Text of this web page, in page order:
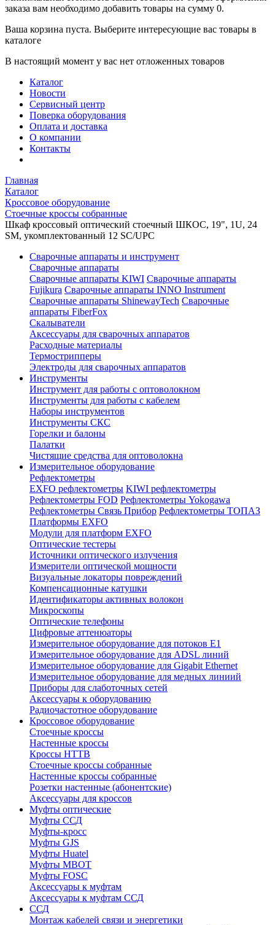
заказа вам необходимо добавить товары на сумму 0.
Ваша корзина пуста. Выберите интересующие вас товары в
каталоге
В настоящий момент у вас нет отложенных товаров
Каталог
Новости
Сервисный центр
Поверка оборудования
Оплата и доставка
О компании
Контакты
Главная
Каталог
Кроссовое оборудование
Стоечные кроссы собранные
Шкаф кроссовый оптический стоечный ШКОС, 19", 1U, 24
SM, укомплектованный 12 SC/UPC
Сварочные аппараты и инструмент
Сварочные аппараты
Сварочные аппараты KIWI Сварочные аппараты
Fujikura Сварочные аппараты INNO Instrument
Сварочные аппараты ShinewayTech Cварочные
аппараты FiberFox
Скалыватели
Аксессуары для сварочных аппаратов
Расходные материалы
Термострипперы
Электроды для сварочных аппаратов
Инструменты
Инструмент для работы с оптоволокном
Инструменты для работы с кабелем
Наборы инструментов
Инструменты СКС
Горелки и балоны
Палатки
Чистящие средства для оптоволокна
Измерительное оборудование
Рефлектометры
EXFO рефлектометры KIWI рефлектометры
Рефлектометры FOD Рефлектометры Yokogawa
Рефлектометры Связь Прибор Рефлектометры ТОПАЗ
Платформы EXFO
Модули для платформ EXFO
Оптические тестеры
Источники оптического излучения
Измерители оптической мощности
Визуальные локаторы повреждений
Компенсационные катушки
Идентификаторы активных волокон
Микроскопы
Оптические телефоны
Цифровые аттенюаторы
Измерительное оборудование для потоков Е1
Измерительное оборудование для ADSL линий
Измерительное оборудование для Gigabit Ethernet
Измерительное оборудование для медных линиий
Приборы для слаботочных сетей
Аксессуары к оборудованию
Радиочастотное оборудование
Кроссовое оборудование
Стоечные кроссы
Настенные кроссы
Кроссы HTTB
Стоечные кроссы собранные
Настенные кроссы собранные
Розетки настенные (абонентские)
Аксессуары для кроссов
Муфты оптические
Муфты ССД
Муфты-кросс
Муфты GJS
Муфты Huatel
Муфты МВОТ
Муфты FOSC
Аксессуары к муфтам
Аксессуары к муфтам ССД
ССД
Монтаж кабелей связи и энергетики